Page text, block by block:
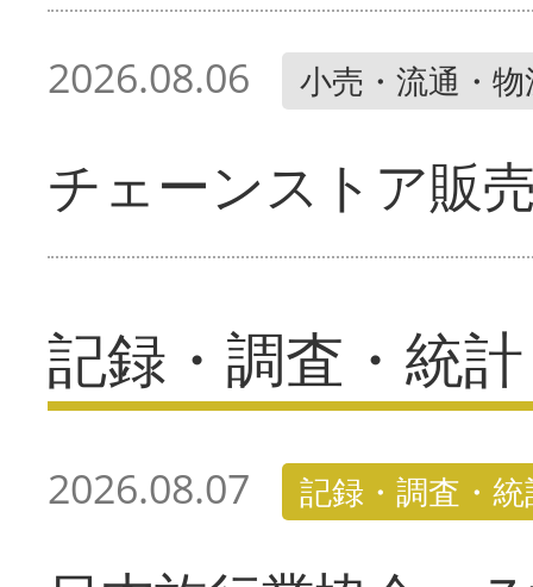
2026.08.06 小売・流通・
チェーンストア販
記録・調査・統計
2026.08.07 記録・調査・